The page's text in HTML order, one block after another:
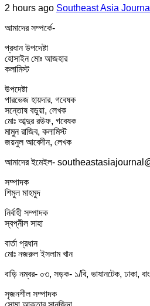
2 hours ago Southeast Asia Journal
আমাদের সম্পর্কে-
প্রধান উপদেষ্টা
হোসাইন মোঃ আজহার
কলামিস্ট
উপদেষ্টা
পারভেজ হায়দার, গবেষক
সন্তোষ বড়ুয়া, লেখক
মোঃ আব্দুর রউফ, গবেষক
মামুন রাজিব, কলামিস্ট
জয়নুল আবেদীন, লেখক
আমাদের ইমেইল-
সম্পাদক
শিমুল মাহমুদ
নির্বাহী সম্পাদক
স্বপ্নীল সাহা
বার্তা প্রধান
মোঃ নজরুল ইসলাম খান
বাড়ি নম্বর- ০৩, সড়ক- ১/বি, ভাষানটেক, ঢাকা,
সৃজনশীল সম্পাদক